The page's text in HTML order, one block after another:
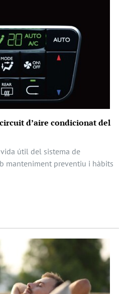
d’aire condicionat del
útil del sistema de
manteniment preventiu i hàbits